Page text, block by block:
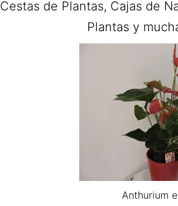
Cestas de Plantas, Cajas de
Plantas y
Anthurium